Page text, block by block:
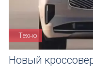
Техно
Новый